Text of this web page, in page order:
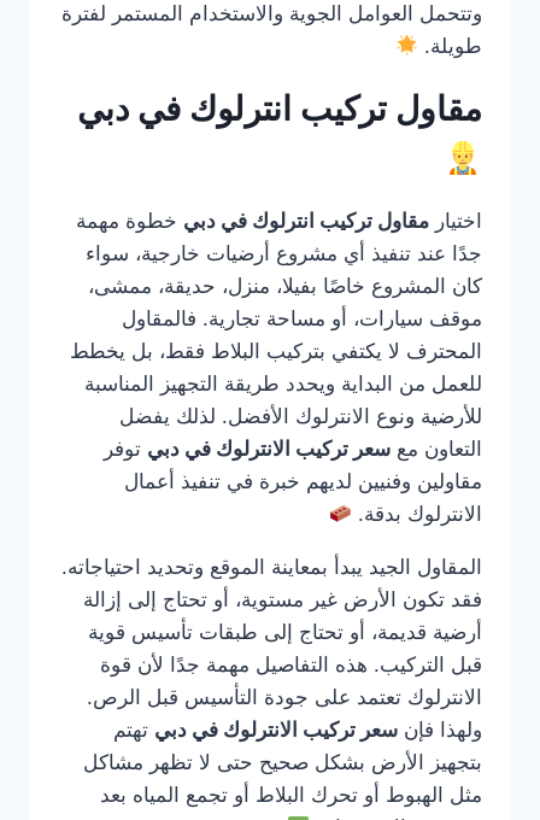
وتتحمل العوامل الجوية والاستخدام المستمر لفترة
طويلة.
مقاول تركيب انترلوك في دبي
اختيار مقاول تركيب انترلوك في دبي خطوة مهمة
جدًا عند تنفيذ أي مشروع أرضيات خارجية، سواء
كان المشروع خاصًا بفيلا، منزل، حديقة، ممشى،
موقف سيارات، أو مساحة تجارية. فالمقاول
المحترف لا يكتفي بتركيب البلاط فقط، بل يخطط
للعمل من البداية ويحدد طريقة التجهيز المناسبة
للأرضية ونوع الانترلوك الأفضل. لذلك يفضل
التعاون مع سعر تركيب الانترلوك في دبي توفر
مقاولين وفنيين لديهم خبرة في تنفيذ أعمال
الانترلوك بدقة.
المقاول الجيد يبدأ بمعاينة الموقع وتحديد احتياجاته.
فقد تكون الأرض غير مستوية، أو تحتاج إلى إزالة
أرضية قديمة، أو تحتاج إلى طبقات تأسيس قوية
قبل التركيب. هذه التفاصيل مهمة جدًا لأن قوة
الانترلوك تعتمد على جودة التأسيس قبل الرص.
ولهذا فإن سعر تركيب الانترلوك في دبي تهتم
بتجهيز الأرض بشكل صحيح حتى لا تظهر مشاكل
مثل الهبوط أو تحرك البلاط أو تجمع المياه بعد